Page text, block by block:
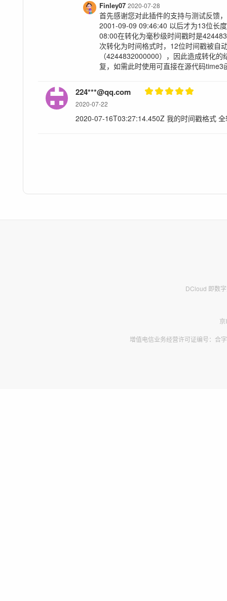
Finley072020-07-28
首先感谢您对此插件的支持与测试反馈
2001-09-09 09:46:40 以后才为13位长
08:00在转化为毫秒级时间戳时是
次转化为时间格式时，12位时间戳被自
（4244832000000），因此造成转化
复，如需此时使用可直接在源代码time3
224***@qq.com
2020-07-22
2020-07-16T03:27:14.450Z 我的时间戳格式
DCloud 即数
增值电信业务经营许可证编号：合